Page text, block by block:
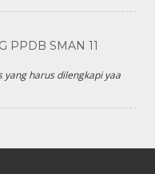
PPDB SMAN 11
yang harus dilengkapi yaa